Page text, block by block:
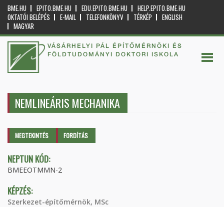
BME.HU EPITO.BME.HU EDU.EPITO.BME.HU
HELP.EPITO.BME.HU
OKTATÓI BELÉPÉS
E-MAIL TELEFONKÖNYV TÉRKÉP
ENGLISH
MAGYAR
VÁSÁRHELYI PÁL ÉPÍTŐMÉRNÖKI ÉS
FÖLDTUDOMÁNYI DOKTORI ISKOLA
NEMLINEÁRIS MECHANIKA
Elsődleges fülek
MEGTEKINTÉS (AKTÍVFORDÍTÁS
NEPTUN KÓD:
BMEEOTMMN-2
KÉPZÉS:
Szerkezet-építőmérnök, MSc